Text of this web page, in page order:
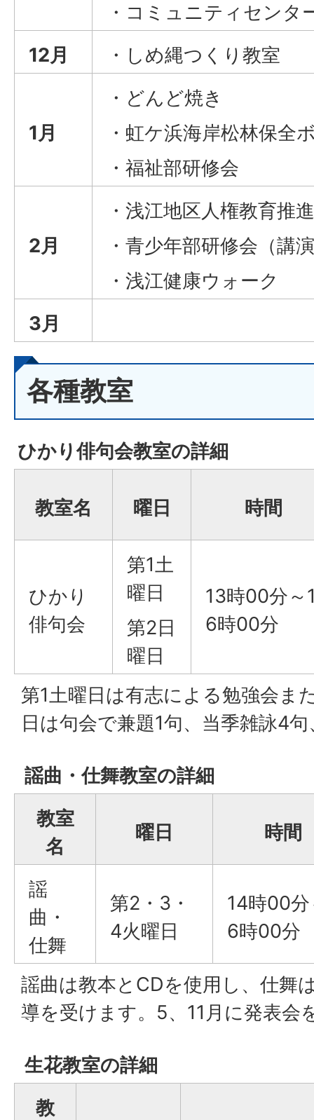
・コミュニティセンタ
12月
・しめ縄つくり教室
1月
・どんど焼き
・虹ケ浜海岸松林保全
・福祉部研修会
2月
・浅江地区人権教育推
・青少年部研修会（講
・浅江健康ウォーク
3月
各種教室
ひかり俳句会教室の詳細
教室名 曜日 時間
ひかり
俳句会
第1土
曜日
第2日
曜日
13時00分～
6時00分
第1土曜日は有志による勉強会ま
日は句会で兼題1句、当季雑詠4
謡曲・仕舞教室の詳細
教室
名
曜日 時間
謡
曲・
仕舞
第2・3・
4火曜日
14時00分
6時00分
謡曲は教本とCDを使用し、仕舞
導を受けます。5、11月に発表会
生花教室の詳細
教